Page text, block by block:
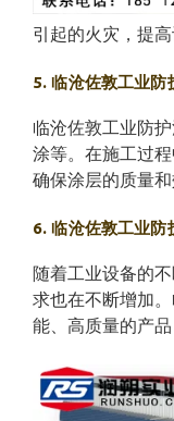
引起的火灾，提高
5. 临沧佐敦工业防
临沧佐敦工业防
涂等。在施工过
确保涂层的质量和
6. 临沧佐敦工业防
随着工业设备的
求也在不断增加
能、高质量的产品